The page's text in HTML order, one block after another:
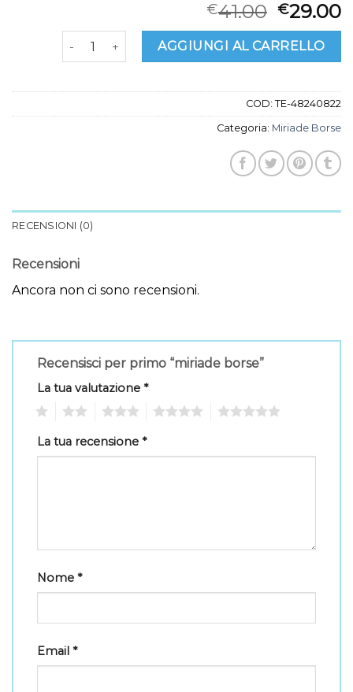
€41.00 €29.00
miriade borse quantitàAGGIUNGI AL CARRELLO
COD: TE-48240822
Categoria: Miriade Borse
RECENSIONI (0)
Recensioni
Ancora non ci sono recensioni.
Recensisci per primo “miriade borse”
La tua valutazione *
La tua recensione *
Nome *
Email *